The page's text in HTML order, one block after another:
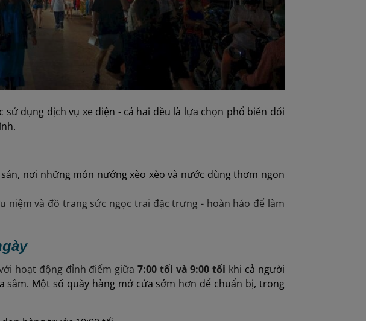
dụng dịch vụ xe điện - cả hai đều là lựa chọn phổ biến đối
nơi những món nướng xèo xèo và nước dùng thơm ngon
niệm và đồ trang sức ngọc trai đặc trưng - hoàn hảo để làm
hoạt động đỉnh điểm giữa7:00 tối và 9:00 tối khi cả người
Một số quầy hàng mở cửa sớm hơn để chuẩn bị, trong